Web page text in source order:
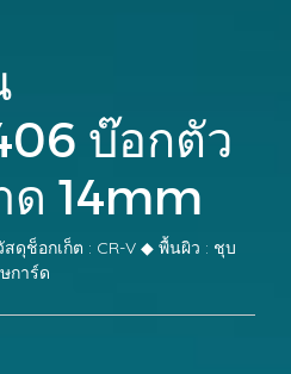
บ๊อกตัว
ด 14mm
ดุช็อกเก็ต : CR-V ◆ พื้นผิว : ชุบ
การ์ด